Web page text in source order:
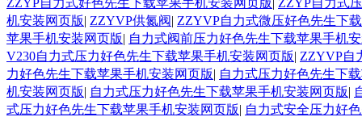
机安装网页版| ZZYVP供氮阀| ZZYVP自力式微压好色先生下
苹果手机安装网页版| 自力式阀前压力好色先生下载苹果手机
V230自力式压力好色先生下载苹果手机安装网页版| ZZYVP自
力好色先生下载苹果手机安装网页版| 自力式压力好色先生下
机安装网页版| 自力式压力好色先生下载苹果手机安装网页版|
式压力好色先生下载苹果手机安装网页版| 自力式安全压力好